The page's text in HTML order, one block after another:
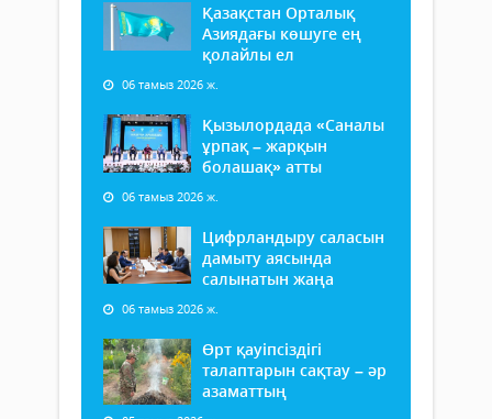
Қазақстан Орталық
Азиядағы көшуге ең
қолайлы ел
06 тамыз 2026 ж.
Қызылордада «Саналы
ұрпақ – жарқын
болашақ» атты
06 тамыз 2026 ж.
Цифрландыру саласын
дамыту аясында
салынатын жаңа
06 тамыз 2026 ж.
Өрт қауіпсіздігі
талаптарын сақтау – әр
азаматтың